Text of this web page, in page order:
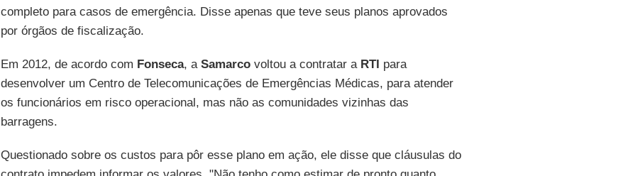
completo para casos de emergência. Disse apenas que teve seus planos aprovados
por órgãos de fiscalização.
Em 2012, de acordo com Fonseca, a Samarcovoltou a contratar a RTI para
desenvolver um Centro de Telecomunicações de Emergências Médicas, para atender
os funcionários em risco operacional, mas não as comunidades vizinhas das
barragens.
Questionado sobre os custos para pôr esse plano em ação, ele disse que cláusulas do